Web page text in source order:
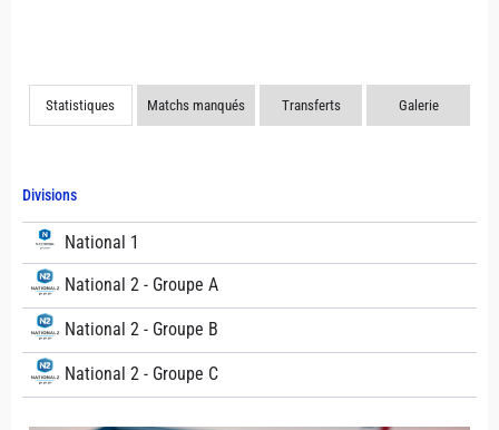
Divisions
National 1
National 2 - Groupe A
National 2 - Groupe B
National 2 - Groupe C
Statistiques Matchs manqués Transferts Galerie